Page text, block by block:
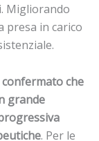
Migliorando
presa in carico
che
grande
. Per le